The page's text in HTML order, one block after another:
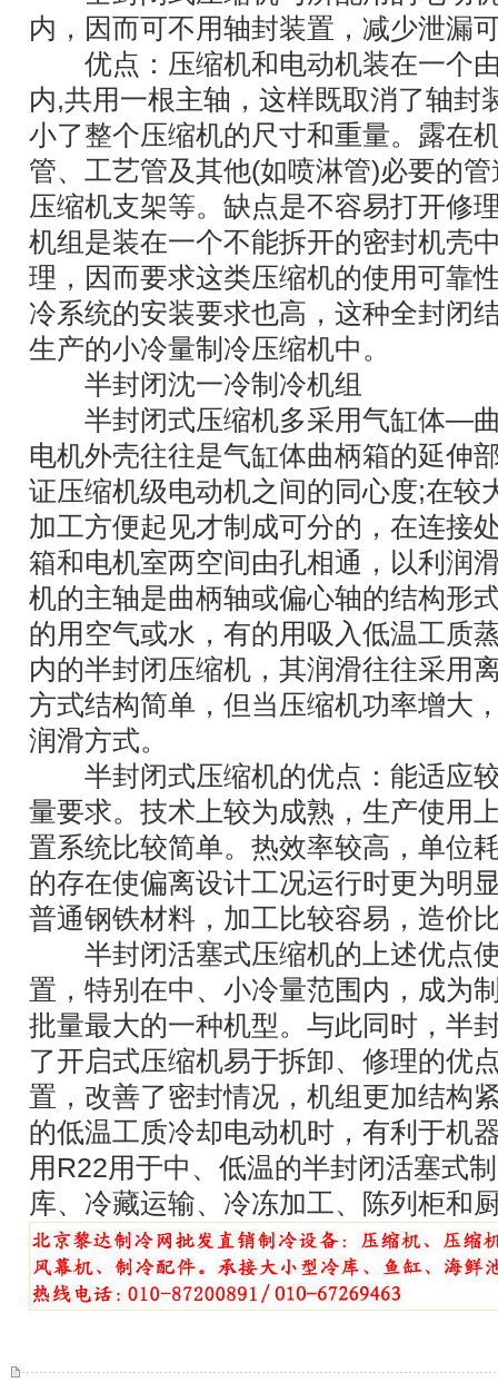
内，因而可不用轴封装置，减少泄漏
优点：压缩机和电动机装在一个由
内,共用一根主轴，这样既取消了轴封
小了整个压缩机的尺寸和重量。露在
管、工艺管及其他(如喷淋管)必要的
压缩机支架等。缺点是不容易打开修
机组是装在一个不能拆开的密封机壳
理，因而要求这类压缩机的使用可靠
冷系统的安装要求也高，这种全封闭
生产的小冷量制冷压缩机中。
半封闭沈一冷制冷机组
半封闭式压缩机多采用气缸体—曲
电机外壳往往是气缸体曲柄箱的延伸
证压缩机级电动机之间的同心度;在较
加工方便起见才制成可分的，在连接
箱和电机室两空间由孔相通，以利润
机的主轴是曲柄轴或偏心轴的结构形
的用空气或水，有的用吸入低温工质
内的半封闭压缩机，其润滑往往采用
方式结构简单，但当压缩机功率增大
润滑方式。
半封闭式压缩机的优点：能适应较
量要求。技术上较为成熟，生产使用
置系统比较简单。热效率较高，单位
的存在使偏离设计工况运行时更为明
普通钢铁材料，加工比较容易，造价
半封闭活塞式压缩机的上述优点使
置，特别在中、小冷量范围内，成为
批量最大的一种机型。与此同时，半
了开启式压缩机易于拆卸、修理的优
置，改善了密封情况，机组更加结构
的低温工质冷却电动机时，有利于机
用R22用于中、低温的半封闭活塞式
库、冷藏运输、冷冻加工、陈列柜和